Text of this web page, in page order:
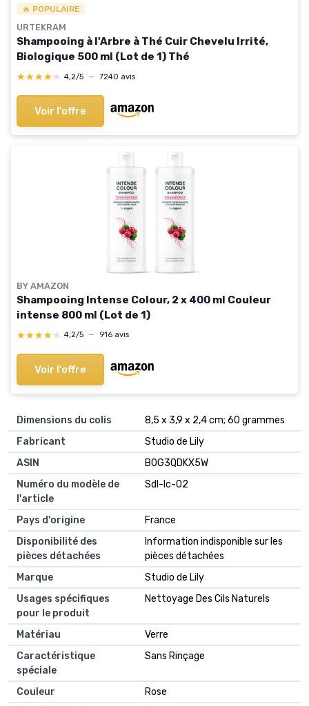
🔥 POPULAIRE
URTEKRAM
Shampooing à l'Arbre à Thé Cuir Chevelu Irrité,
Biologique 500 ml (Lot de 1) Thé
★★★★★
★★★★★ 4,2/5 — 7240 avis
Voir l'offre
BY AMAZON
Shampooing Intense Colour, 2 x 400 ml Couleur
intense 800 ml (Lot de 1)
★★★★★
★★★★★ 4,2/5 — 916 avis
Voir l'offre
Dimensions du colis
8,5 x 3,9 x 2,4 cm; 60 grammes
Fabricant
Studio de Lily
ASIN
B0G3QDKX5W
Numéro du modèle de
l'article
Sdl-lc-02
Pays d'origine
France
Disponibilité des
pièces détachées
Information indisponible sur les
pièces détachées
Marque
Studio de Lily
Usages spécifiques
pour le produit
Nettoyage Des Cils Naturels
Matériau
Verre
Caractéristique
spéciale
Sans Rinçage
Couleur
Rose